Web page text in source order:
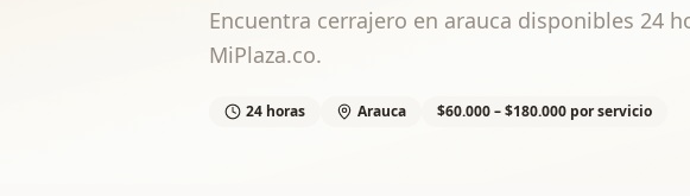
Encuentra cerrajero en arauca disponibles 24
MiPlaza.co.
24 horas Arauca $60.000 – $180.000 por servicio